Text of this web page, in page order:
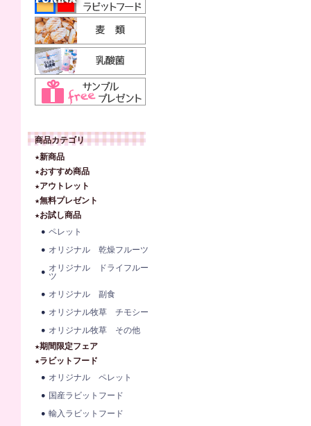
商品カテゴリ
★新商品
★おすすめ商品
★アウトレット
★無料プレゼント
★お試し商品
ペレット
オリジナル 乾燥フルーツ
オリジナル ドライフルー
ツ
オリジナル 副食
オリジナル牧草 チモシー
オリジナル牧草 その他
★期間限定フェア
★ラビットフード
オリジナル ペレット
国産ラビットフード
輸入ラビットフード